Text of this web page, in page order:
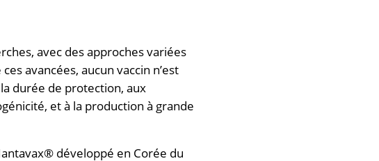
avec des approches variées
avancées, aucun vaccin n’est
durée de protection, aux
et à la production à grande
développé en Corée du